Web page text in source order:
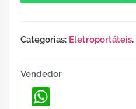
Categorias: Eletroportáteis,
Vendedor